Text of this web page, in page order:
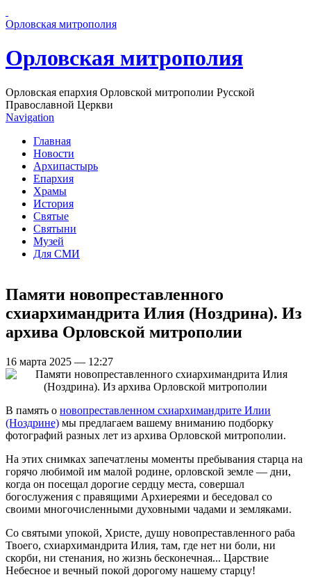
Орловская митрополия
Орловская митрополия
Орловская епархия Орловской митрополии Русской
Православной Церкви
Navigation
Главная
Новости
Архипастырь
Епархия
Храмы
История
Святые
Святыни
Музей
Для СМИ
Памяти новопреставленного
схиархимандрита Илия (Ноздрина). Из
архива Орловской митрополии
16 марта 2025 — 12:27
В память о новопреставленном схиархимандрите Илии
(Ноздрине) мы предлагаем вашему вниманию подборку
фотографий разных лет из архива Орловской митрополии.
На этих снимках запечатлены моменты пребывания старца на
горячо любимой им малой родине, орловской земле — дни,
когда он посещал дорогие сердцу места, совершал
богослужения с правящими Архиереями и беседовал со
своими многочисленными духовными чадами и земляками.
Со святыми упокой, Христе, душу новопреставленного раба
Твоего, схиархимандрита Илия, там, где нет ни боли, ни
скорби, ни стенания, но жизнь бесконечная... Царствие
Небесное и вечный покой дорогому нашему старцу!